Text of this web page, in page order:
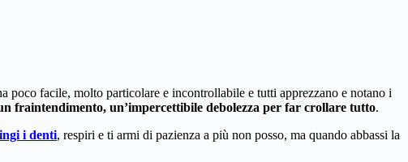
poco facile, molto particolare e incontrollabile e tutti apprezzano e notano i
fraintendimento, un’impercettibile debolezza per far crollare tutto.
i denti, respiri e ti armi di pazienza a più non posso, ma quando abbassi la